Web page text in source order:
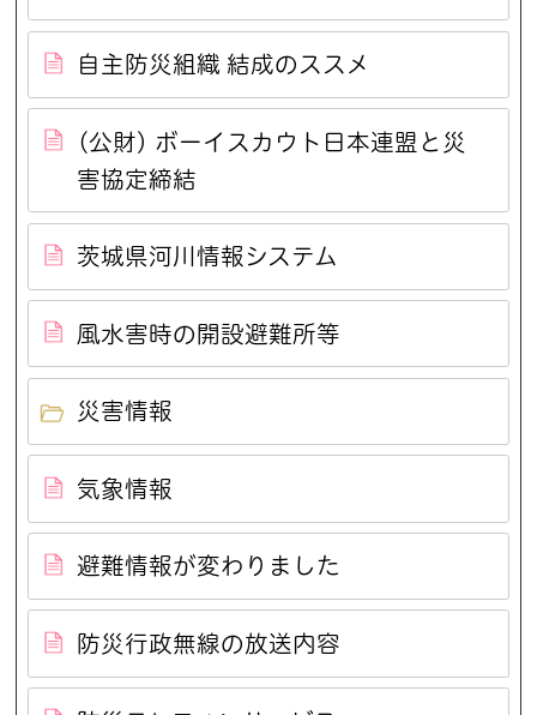
自主防災組織 結成のススメ
(公財) ボーイスカウト日本連盟と災
害協定締結
茨城県河川情報システム
風水害時の開設避難所等
災害情報
気象情報
避難情報が変わりました
防災行政無線の放送内容